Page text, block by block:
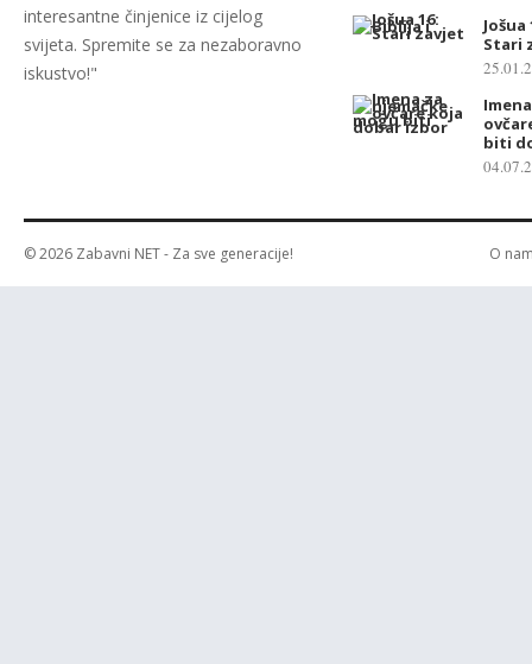
interesantne činjenice iz cijelog
svijeta. Spremite se za nezaboravno
iskustvo!"
Stari
biti
© 2026 Zabavni NET- Za sve generacije! O